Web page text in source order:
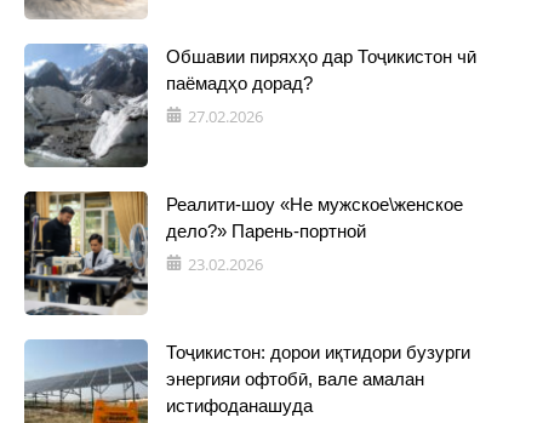
Обшавии пиряхҳо дар Тоҷикистон чӣ
паёмадҳо дорад?
27.02.2026
Реалити-шоу «Не мужское\женское
дело?» Парень-портной
23.02.2026
Тоҷикистон: дорои иқтидори бузурги
энергияи офтобӣ, вале амалан
истифоданашуда